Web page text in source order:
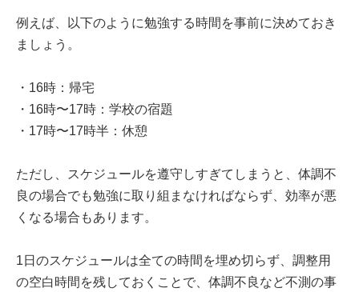
例えば、以下のように勉強する時間を事前に決めておき
ましょう。
・16時：帰宅
・16時〜17時：学校の宿題
・17時〜17時半：休憩
ただし、スケジュールを遵守しすぎてしまうと、体調不
良の場合でも勉強に取り組まなければならず、効率が悪
くなる場合もあります。
1日のスケジュールは全ての時間を埋め切らず、調整用
の空白時間を残しておくことで、体調不良など不測の事